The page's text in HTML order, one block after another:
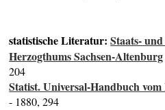
statistische Literatur:Staats-
Herzogthums Sachsen-Altenburg
204
Statist. Universal-Handbuch
- 1880, 294